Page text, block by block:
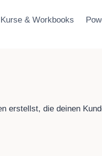
Kurse & Workbooks
erstellst, die deinen